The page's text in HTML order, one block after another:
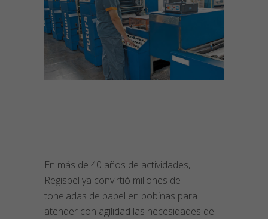
En más de 40 años de actividades,
Regispel ya convirtió millones de
toneladas de papel en bobinas para
atender con agilidad las necesidades del